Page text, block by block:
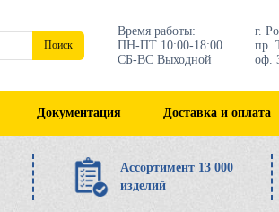
Поиск
Время работы:
ПН-ПТ 10:00-18:00
СБ-ВС Выходной
г.
пр.
оф.
Документация Доставка и оплата
Ассортимент 13 000
изделий